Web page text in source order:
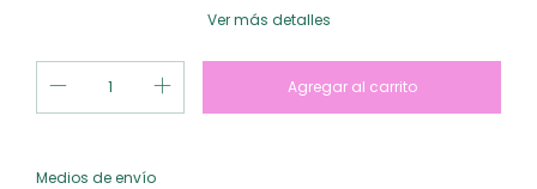
Ver más detalles
Entregas para el CP:
Medios de envío